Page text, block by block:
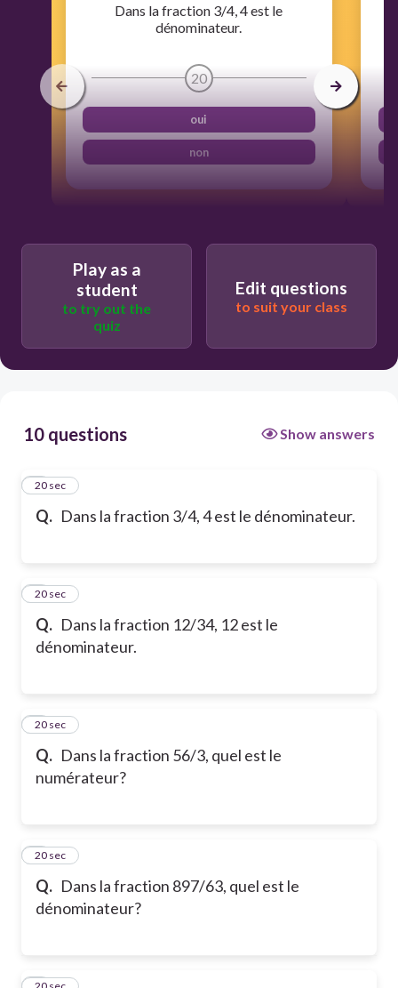
Dans la fraction 3/4, 4 est le
dénominateur.
20
oui
non
Play as a
student
to try out the
quiz
Edit questions
to suit your class
10 questions Show answers
Q. Dans la fraction 3/4, 4 est le dénominateur.
1
20 sec
Q. Dans la fraction 12/34, 12 est le
dénominateur.
2
20 sec
Q. Dans la fraction 56/3, quel est le
numérateur?
3
20 sec
Q. Dans la fraction 897/63, quel est le
dénominateur?
4
20 sec